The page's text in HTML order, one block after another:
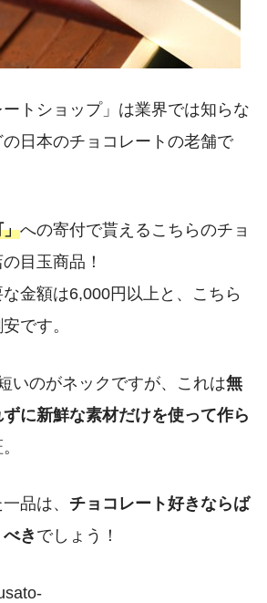
トショップ」は業界では知らな
日本のチョコレートの老舗で
への寄付で貰えるこちらのチョ
目玉商品！
金額は6,000円以上と、こちら
です。
いのがネックですが、これは無
に新鮮な素材だけを使って作ら
品は、 チョコレート好きならば
きでしょう！